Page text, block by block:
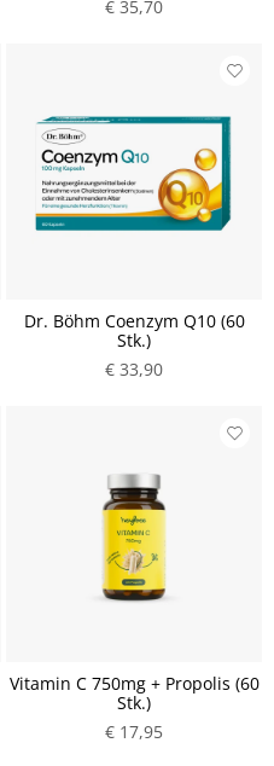
€ 35,70
Dr. Böhm Coenzym Q10 (60
Stk.)
€ 33,90
Vitamin C 750mg + Propolis (60
Stk.)
€ 17,95